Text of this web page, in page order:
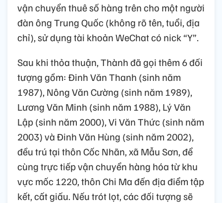
vận chuyển thuê số hàng trên cho một người
đàn ông Trung Quốc (không rõ tên, tuổi, địa
chỉ), sử dụng tài khoản WeChat có nick “Y”.
Sau khi thỏa thuận, Thành đã gọi thêm 6 đối
tượng gồm: Đinh Văn Thanh (sinh năm
1987), Nông Văn Cường (sinh năm 1989),
Lương Văn Minh (sinh năm 1988), Lý Văn
Lập (sinh năm 2000), Vi Văn Thức (sinh năm
2003) và Đinh Văn Hùng (sinh năm 2002),
đều trú tại thôn Cốc Nhãn, xã Mẫu Sơn, để
cùng trực tiếp vận chuyển hàng hóa từ khu
vực mốc 1220, thôn Chi Ma đến địa điểm tập
kết, cất giấu. Nếu trót lọt, các đối tượng sẽ